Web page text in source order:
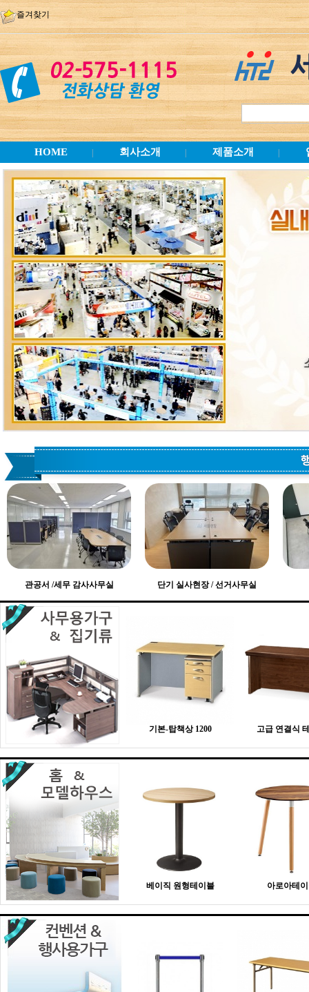
즐겨찾기
HOME 회사소개 제품소개
관공서 /세무 감사사무실 단기 실사현장 / 선거사무실
기본-탑책상 1200 고급 연결식
베이직 원형테이블 아로아테